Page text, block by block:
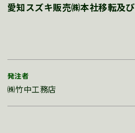
愛知スズキ販売㈱本社移転及
発注者
㈱竹中工務店